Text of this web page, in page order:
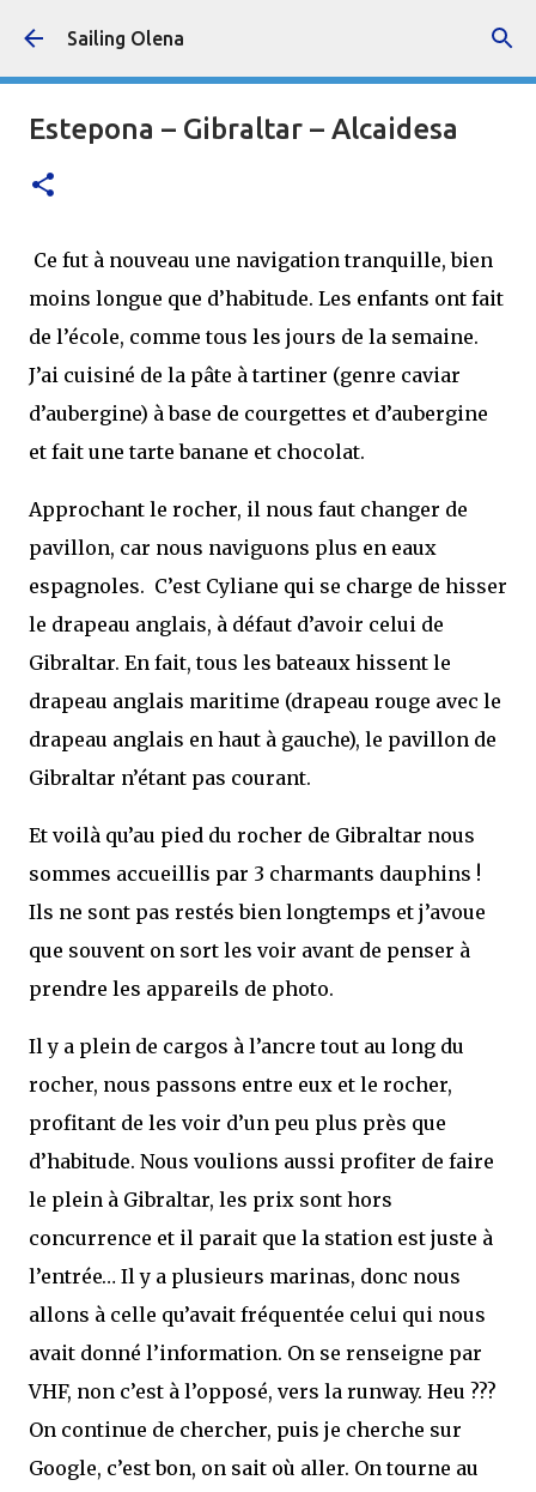
Accéder au contenu principal
Sailing Olena
Estepona – Gibraltar – Alcaidesa
Ce fut à nouveau une navigation tranquille, bien
moins longue que d’habitude. Les enfants ont fait
de l’école, comme tous les jours de la semaine.
J’ai cuisiné de la pâte à tartiner (genre caviar
d’aubergine) à base de courgettes et d’aubergine
et fait une tarte banane et chocolat.
Approchant le rocher, il nous faut changer de
pavillon, car nous naviguons plus en eaux
espagnoles. C’est Cyliane qui se charge de hisser
le drapeau anglais, à défaut d’avoir celui de
Gibraltar. En fait, tous les bateaux hissent le
drapeau anglais maritime (drapeau rouge avec le
drapeau anglais en haut à gauche), le pavillon de
Gibraltar n’étant pas courant.
Et voilà qu’au pied du rocher de Gibraltar nous
sommes accueillis par 3 charmants dauphins !
Ils ne sont pas restés bien longtemps et j’avoue
que souvent on sort les voir avant de penser à
prendre les appareils de photo.
Il y a plein de cargos à l’ancre tout au long du
rocher, nous passons entre eux et le rocher,
profitant de les voir d’un peu plus près que
d’habitude. Nous voulions aussi profiter de faire
le plein à Gibraltar, les prix sont hors
concurrence et il parait que la station est juste à
l’entrée… Il y a plusieurs marinas, donc nous
allons à celle qu’avait fréquentée celui qui nous
avait donné l’information. On se renseigne par
VHF, non c’est à l’opposé, vers la runway. Heu ???
On continue de chercher, puis je cherche sur
Google, c’est bon, on sait où aller. On tourne au